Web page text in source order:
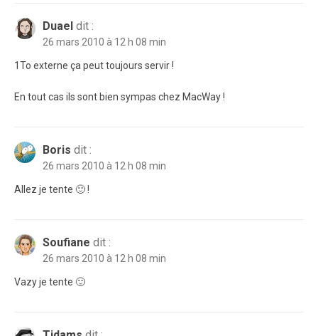
Duael dit :
26 mars 2010 à 12 h 08 min
1To externe ça peut toujours servir !
En tout cas ils sont bien sympas chez MacWay !
Boris dit :
26 mars 2010 à 12 h 08 min
Allez je tente 🙂 !
Soufiane dit :
26 mars 2010 à 12 h 08 min
Vazy je tente 🙂